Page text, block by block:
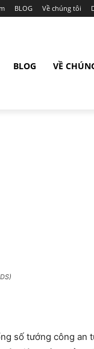
BLOG Về chúng tôi
BLOG VỀ
số tướng công an